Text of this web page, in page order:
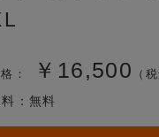
： ￥16,500 （
：無料